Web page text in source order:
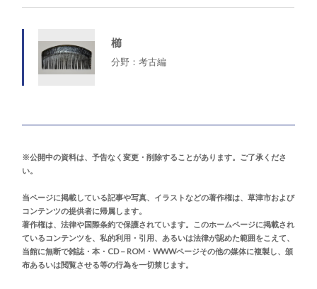
櫛
分野：考古編
※公開中の資料は、予告なく変更・削除することがあります。ご了承くださ
い。
当ページに掲載している記事や写真、イラストなどの著作権は、草津市および
コンテンツの提供者に帰属します。
著作権は、法律や国際条約で保護されています。このホームページに掲載され
ているコンテンツを、私的利用・引用、あるいは法律が認めた範囲をこえて、
当館に無断で雑誌・本・CD－ROM・WWWページその他の媒体に複製し、頒
布あるいは閲覧させる等の行為を一切禁じます。